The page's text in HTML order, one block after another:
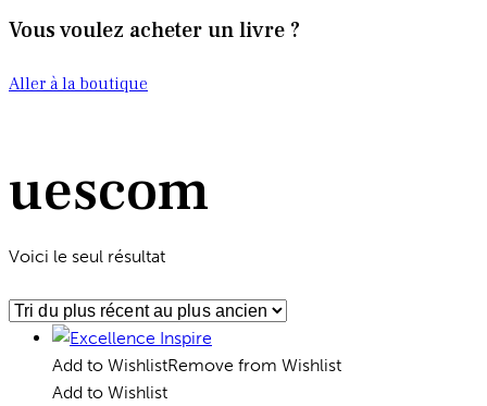
Vous voulez acheter un livre ?
Aller à la boutique
uescom
Voici le seul résultat
Add to WishlistRemove from Wishlist
Add to Wishlist